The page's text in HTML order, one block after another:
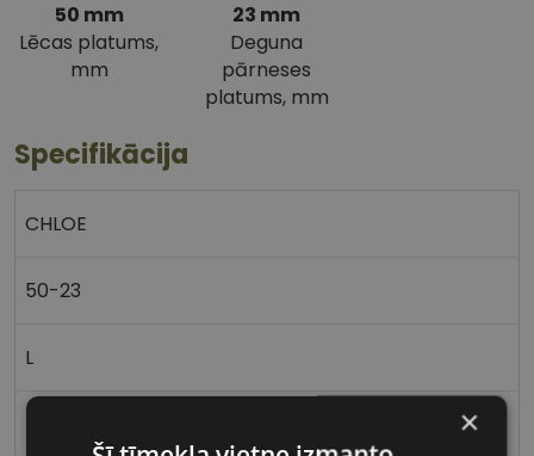
50 mm
Lēcas platums,
mm
23 mm
Deguna
pārneses
platums, mm
Specifikācija
CHLOE
50-23
L
×